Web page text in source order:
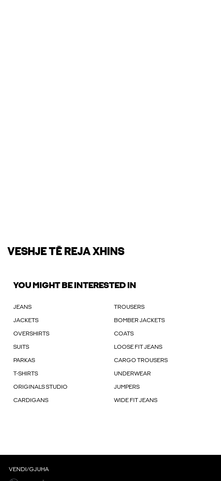
VESHJE TË REJA XHINS
YOU MIGHT BE INTERESTED IN
JEANS TROUSERS
JACKETS BOMBER JACKETS
OVERSHIRTS COATS
SUITS LOOSE FIT JEANS
PARKAS CARGO TROUSERS
T-SHIRTS UNDERWEAR
ORIGINALS STUDIO JUMPERS
CARDIGANS WIDE FIT JEANS
VENDI/GJUHA